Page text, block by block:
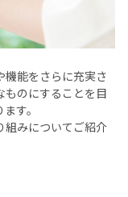
機能をさらに充実さ
ものにすることを目
す。
組みについてご紹介